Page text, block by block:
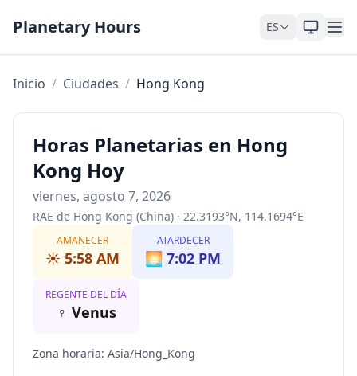
Planetary Hours ES
Inicio / Ciudades / Hong Kong
Horas Planetarias en Hong
Kong Hoy
viernes, agosto 7, 2026
RAE de Hong Kong (China) · 22.3193°N, 114.1694°E
AMANECER
☀️ 5:58 AM
ATARDECER
🌅 7:02 PM
REGENTE DEL DÍA
♀ Venus
Zona horaria: Asia/Hong_Kong